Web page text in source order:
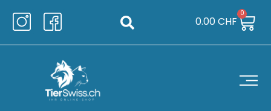
0.00CHF
0